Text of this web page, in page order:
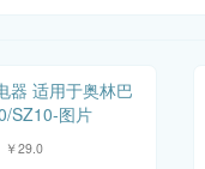
￥29.0